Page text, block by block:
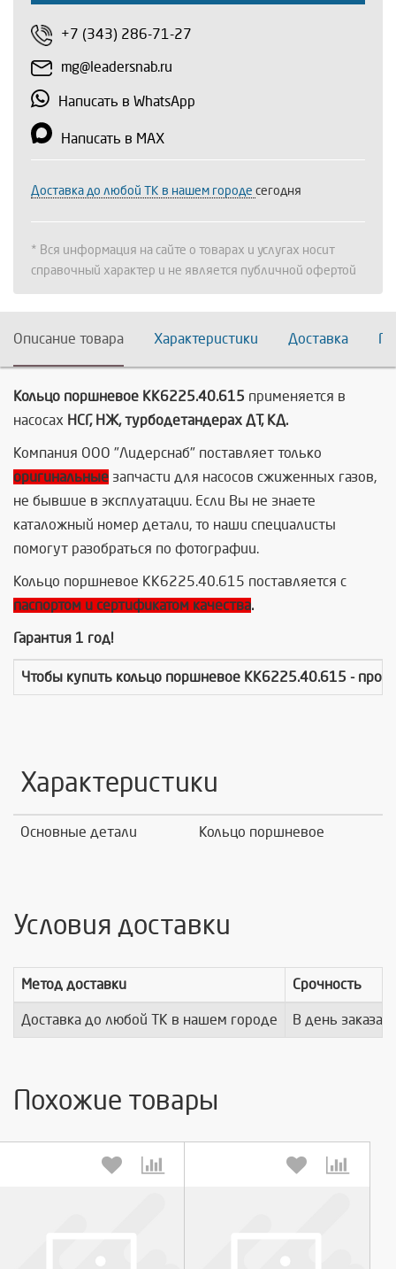
+7 (343) 286-71-27
mg@leadersnab.ru
Написать в WhatsApp
Написать в MAX
Доставка до любой ТК в нашем городе сегодня
* Вся информация на сайте о товарах и услугах носит
справочный характер и не является публичной офертой
Описание товара Характеристики Доставка
Кольцо поршневое КК6225.40.615 применяется в
насосах НСГ, НЖ, турбодетандерах ДТ, КД.
Компания ООО "Лидерснаб" поставляет только
оригинальные запчасти для насосов сжиженных газов,
не бывшие в эксплуатации. Если Вы не знаете
каталожный номер детали, то наши специалисты
помогут разобраться по фотографии.
Кольцо поршневое КК6225.40.615 поставляется с
паспортом и сертификатом качества.
Гарантия 1 год!
Чтобы купить кольцо поршневое КК6225.40.615 -
Характеристики
Основные детали Кольцо поршневое
Условия доставки
Метод доставки Срочность
Доставка до любой ТК в нашем городе В день заказа
Похожие товары